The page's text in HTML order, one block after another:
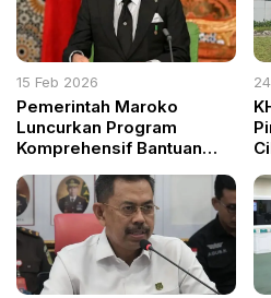
15 Feb 2026
Pemerintah Maroko
Luncurkan Program
Komprehensif Bantuan